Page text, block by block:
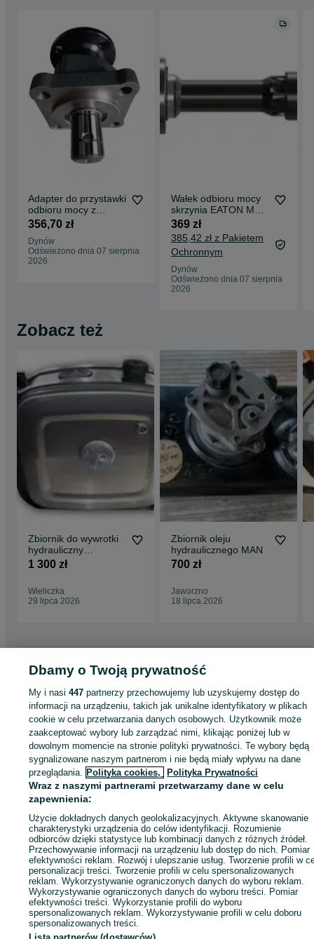
Adapter do przystawki
odbioru mocy z
flanszą asenizacja
290zł netto
356,70 zł
Dynów
Odświeżono dnia 07 sierpnia
2026
Wałek odbioru mocy
skrzynia EATON MAN
MIDLUM STEYR
VOLVO cena brutto
369 zł
385,42 zł z Pakietem
Ochronnym
Dynów
Odświeżono dnia 07 sierpnia
2026
Zobacz też
Zbiornik do wywrotki
hydrauliczny
aluminiowy 160L
1 300 zł
Wieliczka
29 lipca 2026
Zbiornik oleju
hydraulicznego MAN
700 zł
Jaworzno
18 lipca 2026
Strona główna Motoryzacja Części samochodowe
Dostawcze i Ciężarowe - Podkarpackie
Dostawcze i Ciężarowe - Dynów
KATEGORIA
ID:1067435810 Wyświetlenia:
Zadzwoń / SMS Wyślij wiadomość
Dbamy o Twoją prywatność
My i nasi447 partnerzy przechowujemy lub uzyskujemy dostęp do
informacji na urządzeniu, takich jak unikalne identyfikatory w plikach
cookie w celu przetwarzania danych osobowych. Użytkownik może
zaakceptować wybory lub zarządzać nimi, klikając poniżej lub w
dowolnym momencie na stronie polityki prywatności. Te wybory będą
sygnalizowane naszym partnerom i nie będą miały wpływu na dane
przeglądania. Polityka cookies, Polityka Prywatności
Wraz z naszymi partnerami przetwarzamy dane w celu
zapewnienia:
Użycie dokładnych danych geolokalizacyjnych. Aktywne skanowanie
charakterystyki urządzenia do celów identyfikacji. Rozumienie
odbiorców dzięki statystyce lub kombinacji danych z różnych źródeł.
Przechowywanie informacji na urządzeniu lub dostęp do nich. Pomiar
efektywności reklam. Rozwój i ulepszanie usług. Tworzenie profili w
personalizacji treści. Tworzenie profili w celu spersonalizowanych
reklam. Wykorzystywanie ograniczonych danych do wyboru reklam.
Wykorzystywanie ograniczonych danych do wyboru treści. Pomiar
efektywności treści. Wykorzystanie profili do wyboru
spersonalizowanych reklam. Wykorzystywanie profili w celu doboru
spersonalizowanych treści.